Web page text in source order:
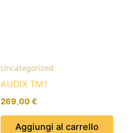
Uncategorized
AUDIX TM1
269,00€
Aggiungi al carrello